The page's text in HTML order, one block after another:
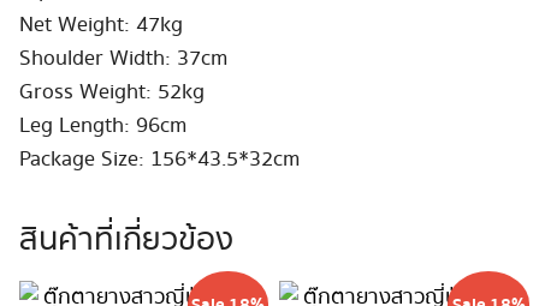
Net Weight: 47kg
Shoulder Width: 37cm
Gross Weight: 52kg
Leg Length: 96cm
Package Size: 156*43.5*32cm
สินค้าที่เกี่ยวข้อง